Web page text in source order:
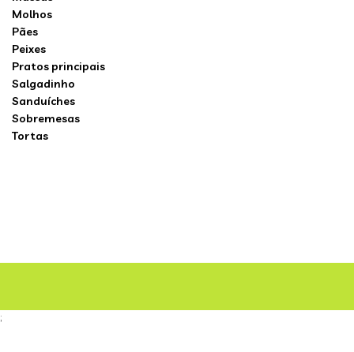
Molhos
Pães
Peixes
Pratos principais
Salgadinho
Sanduíches
Sobremesas
Tortas
;